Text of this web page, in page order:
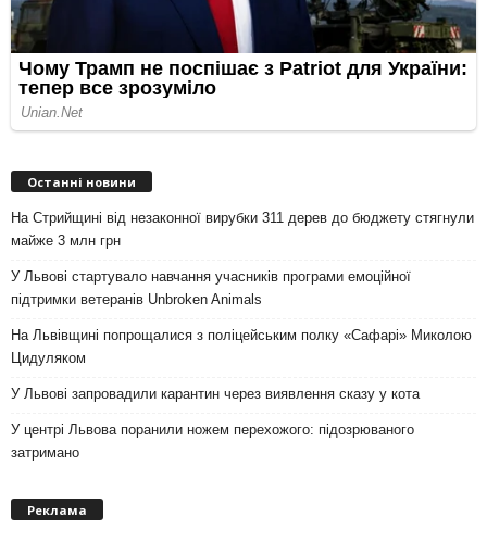
Останні новини
На Стрийщині від незаконної вирубки 311 дерев до бюджету стягнули
майже 3 млн грн
У Львові стартувало навчання учасників програми емоційної
підтримки ветеранів Unbroken Animals
На Львівщині попрощалися з поліцейським полку «Сафарі» Миколою
Цидуляком
У Львові запровадили карантин через виявлення сказу у кота
У центрі Львова поранили ножем перехожого: підозрюваного
затримано
Реклама